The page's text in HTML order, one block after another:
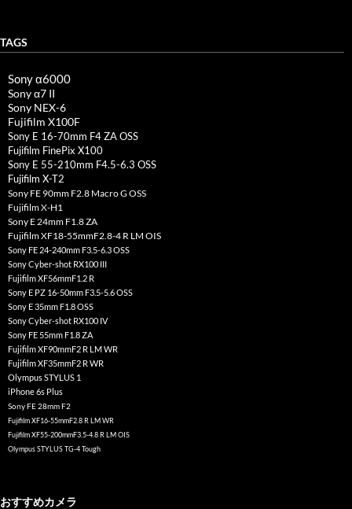
TAGS
Sony α6000
Sony α7 II
Sony NEX-6
Fujifilm X100F
Sony E 16-70mm F4 ZA OSS
Fujifilm FinePix X100
Sony E 55-210mm F4.5-6.3 OSS
Fujifilm X-T2
Sony FE 90mm F2.8 Macro G OSS
Fujifilm X-H1
Sony E 24mm F1.8 ZA
Fujifilm XF18-55mmF2.8-4 R LM OIS
Sony FE 24-240mm F3.5-6.3 OSS
Sony Cyber-shot RX100 III
Fujifilm XF56mmF1.2 R
Sony E PZ 16-50mm F3.5-5.6 OSS
Sony E 35mm F1.8 OSS
Sony Cyber-shot RX100 IV
Sony FE 55mm F1.8 ZA
Fujifilm XF90mmF2 R LM WR
Fujifilm XF35mmF2 R WR
Olympus STYLUS 1
iPhone 6s Plus
Sony FE 28mm F2
Fujifilm XF16-55mmF2.8 R LM WR
Fujifilm XF55-200mmF3.5-4.8 R LM OIS
Olympus STYLUS TG-4 Tough
おすすめカメラ